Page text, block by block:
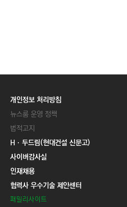
개인정보 처리방침
뉴스룸 운영 정책
법적고지
Hㆍ두드림(현대건설 신문고)
사이버감사실
인재채용
협력사 우수기술 제안센터
패밀리사이트